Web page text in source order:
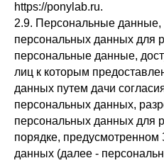
https://ponylab.ru.
2.9. Персональные
персональных данных для
персональные данные,
лиц к которым
данных путем дачи
персональных данных,
персональных данных для
порядке,
данных (далее -